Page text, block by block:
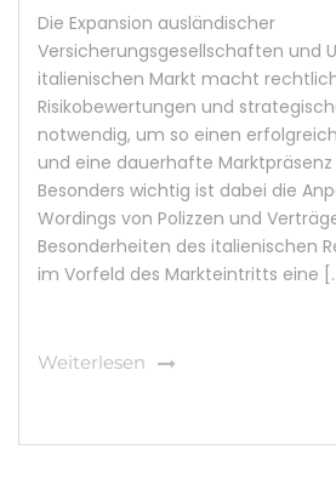
Die Expansion ausländischer
Versicherungsgesellschaften und
italienischen Markt macht
Risikobewertungen und
notwendig, um so einen
und eine dauerhafte
Besonders wichtig ist dabei die
Wordings von Polizzen und
Besonderheiten des italienischen
im Vorfeld des Markteintritts eine
Weiterlesen